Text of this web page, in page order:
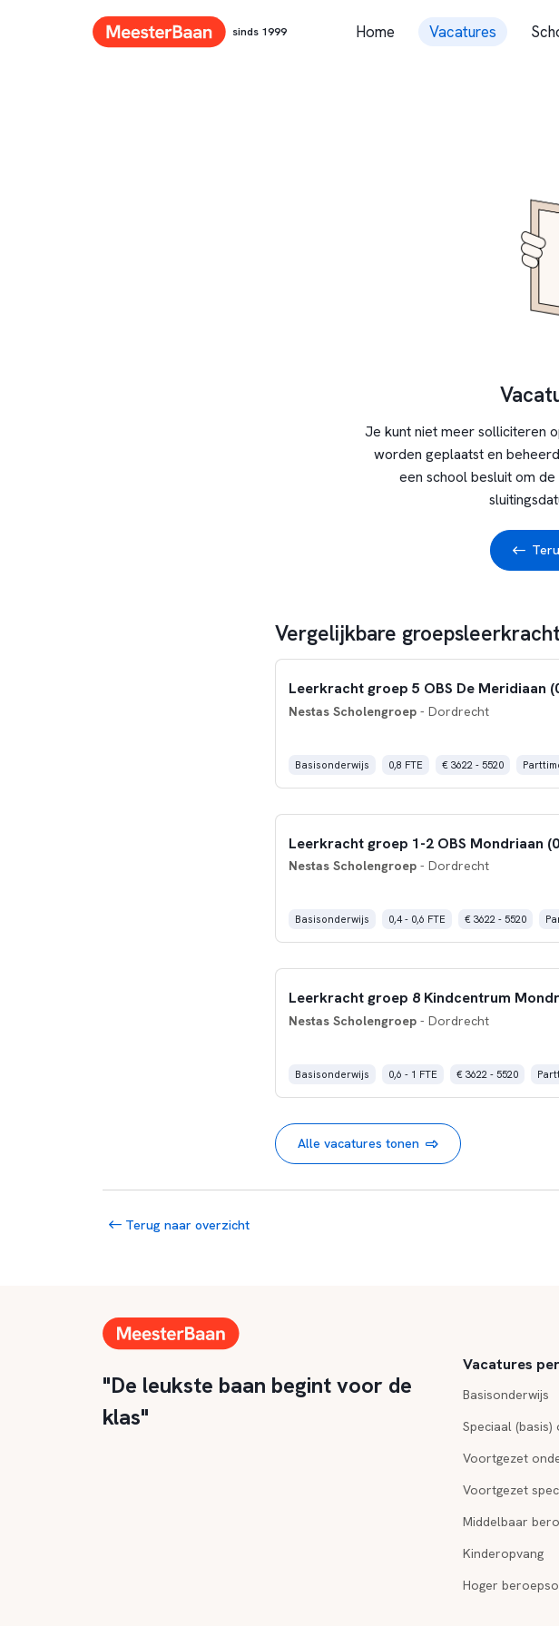
sinds 1999 Home Vacatures
Je kunt niet meer solliciteren
worden geplaatst en
een school besluit om
Vergelijkbare
Leerkracht groep 5 OBS De Meridiaan
Nestas Scholengroep- Dordrecht
Basisonderwijs 0,8 FTE € 3622 - 5520
Leerkracht groep 1-2 OBS Mondriaan
Nestas Scholengroep- Dordrecht
Basisonderwijs 0,4 - 0,6 FTE € 3622 - 5520
Leerkracht groep 8 Kindcentrum
Nestas Scholengroep- Dordrecht
Basisonderwijs 0,6 - 1 FTE € 3622 - 5520
Alle vacatures tonen
Terug naar overzicht
"De leukste baan begint voor de
klas"
Vacatures
Basisonderwijs
Speciaal (basis)
Voortgezet
Voortgezet
Middelbaar
Kinderopvang
Hoger